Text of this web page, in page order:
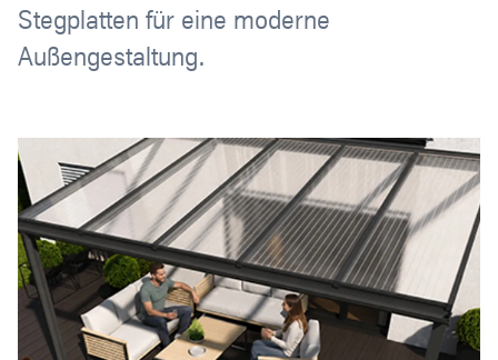
Stegplatten für eine moderne
Außengestaltung.